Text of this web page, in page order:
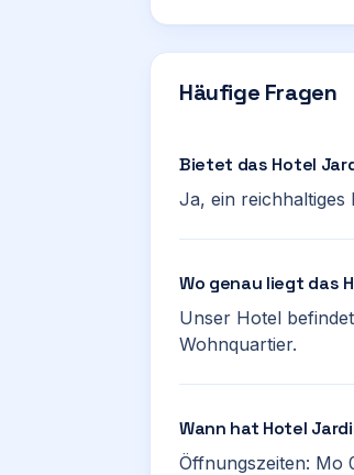
Häufige Fragen
Bietet das Hotel
Ja, ein
Wo genau liegt das
Unser Hotel
Wohnquartier.
Wann hat Hotel
Öffnungszeiten: Mo